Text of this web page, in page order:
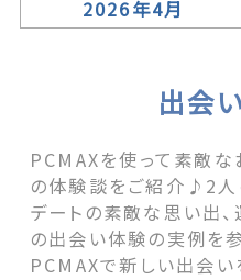
2026年4月
出会
PCMAXを使って素敵
の体験談をご紹介♪2人
デートの素敵な思い出
の出会い体験の実例を
PCMAXで新しい出会い